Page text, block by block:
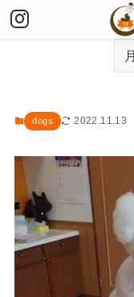
dogs 2022.11.13